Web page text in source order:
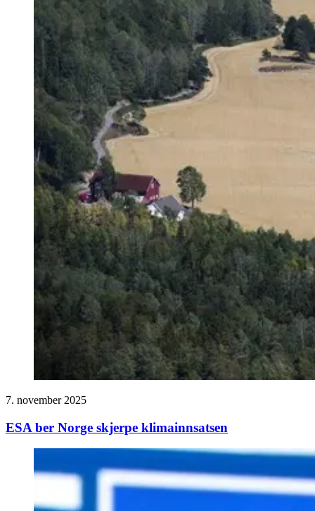
7. november 2025
ESA ber Norge skjerpe klimainnsatsen